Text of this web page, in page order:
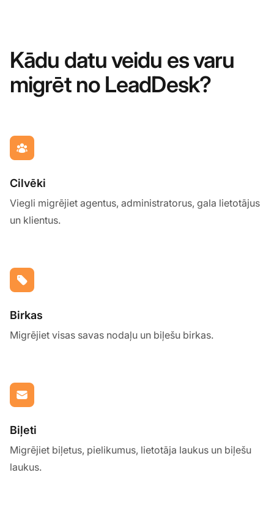
Kādu datu veidu es varu
migrēt no LeadDesk?
Cilvēki
Viegli migrējiet agentus, administratorus, gala lietotājus
un klientus.
Birkas
Migrējiet visas savas nodaļu un biļešu birkas.
Biļeti
Migrējiet biļetus, pielikumus, lietotāja laukus un biļešu
laukus.